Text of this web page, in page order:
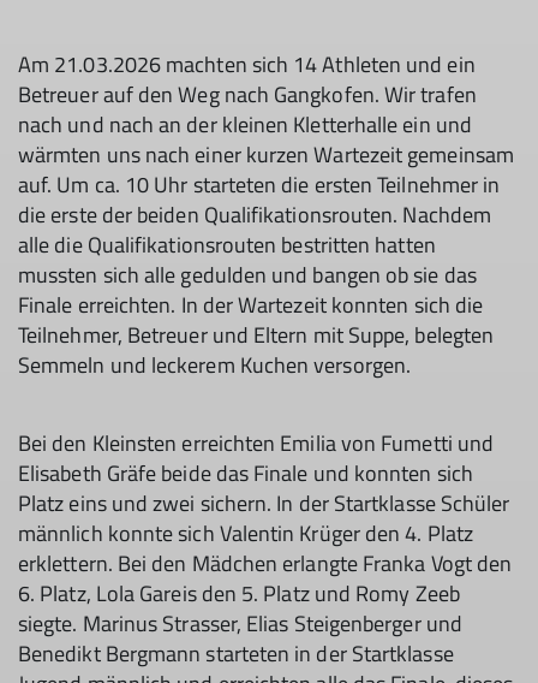
Am 21.03.2026 machten sich 14 Athleten und ein
Betreuer auf den Weg nach Gangkofen. Wir trafen
nach und nach an der kleinen Kletterhalle ein und
wärmten uns nach einer kurzen Wartezeit gemeinsam
auf. Um ca. 10 Uhr starteten die ersten Teilnehmer in
die erste der beiden Qualifikationsrouten. Nachdem
alle die Qualifikationsrouten bestritten hatten
mussten sich alle gedulden und bangen ob sie das
Finale erreichten. In der Wartezeit konnten sich die
Teilnehmer, Betreuer und Eltern mit Suppe, belegten
Semmeln und leckerem Kuchen versorgen.
Bei den Kleinsten erreichten Emilia von Fumetti und
Elisabeth Gräfe beide das Finale und konnten sich
Platz eins und zwei sichern. In der Startklasse Schüler
männlich konnte sich Valentin Krüger den 4. Platz
erklettern. Bei den Mädchen erlangte Franka Vogt den
6. Platz, Lola Gareis den 5. Platz und Romy Zeeb
siegte. Marinus Strasser, Elias Steigenberger und
Benedikt Bergmann starteten in der Startklasse